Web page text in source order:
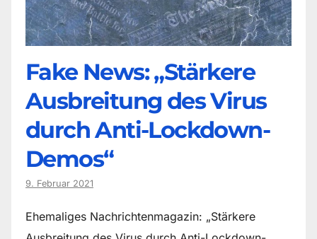
Fake News: „Stärkere
Ausbreitung des Virus
durch Anti-Lockdown-
Demos“
9. Februar 2021
Ehemaliges Nachrichtenmagazin: „Stärkere